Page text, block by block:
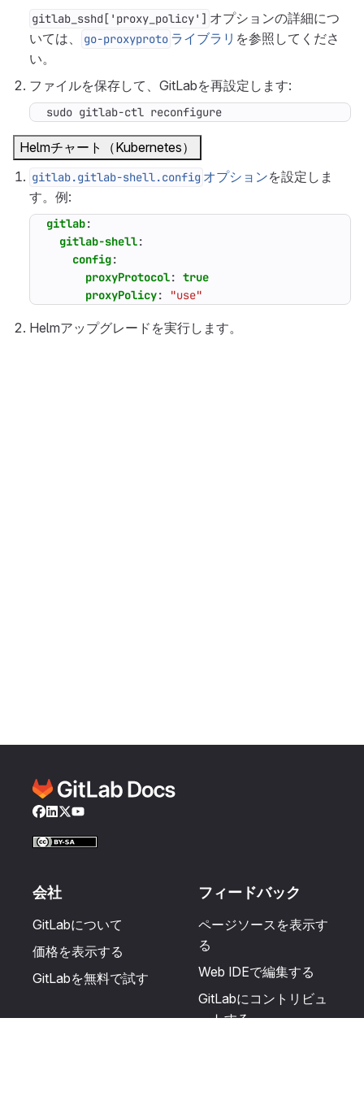
gitlab_sshd['proxy_policy'] オプションの詳細につ
いては、
go-proxyproto ライブラリ を参照してくださ
い。
ファイルを保存して、GitLabを再設定します:
sudo gitlab-ctl reconfigure
Helmチャート（Kubernetes）
gitlab.gitlab-shell.config オプションを設定しま
す。例:
gitlab:
gitlab-shell:
config:
proxyProtocol: true
proxyPolicy: "use"
Helmアップグレードを実行します。
Facebook
LinkedIn
Twitter
YouTube
会社
GitLabについて
価格を表示する
GitLabを無料で試す
フィードバック
ページソースを表示す
る
Web IDEで編集する
GitLabにコントリビュ
ートする